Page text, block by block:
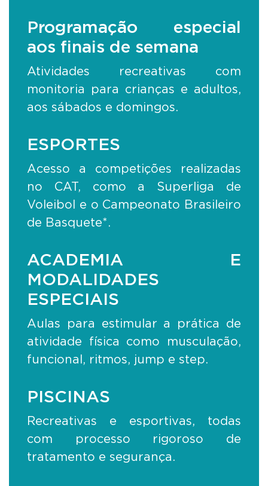
Programação especial
aos finais de semana
Atividades recreativas com
monitoria para crianças e adultos,
aos sábados e domingos.
ESPORTES
Acesso a competições realizadas
no CAT, como a Superliga de
Voleibol e o Campeonato Brasileiro
de Basquete*.
ACADEMIA E
MODALIDADES
ESPECIAIS
Aulas para estimular a prática de
atividade física como musculação,
funcional, ritmos, jump e step.
PISCINAS
Recreativas e esportivas, todas
com processo rigoroso de
tratamento e segurança.